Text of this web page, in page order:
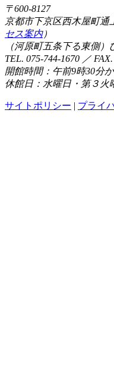
〒600-8127
京都市下京区西木屋町通
セス案内）
（河原町五条下る東側
TEL. 075-744-1670 ／
開館時間：午前9時30分
休館日：水曜日・第３火
サイトポリシー | プライ